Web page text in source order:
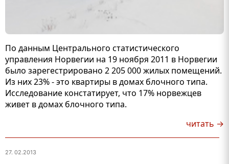
По данным Центрального статистического
управления Норвегии на 19 ноября 2011 в Норвегии
было зарегестрировано 2 205 000 жилых помещений.
Из них 23% - это квартиры в домах блочного типа.
Исследование констатирует, что 17% норвежцев
живет в домах блочного типа.
читать →
27. 02.2013